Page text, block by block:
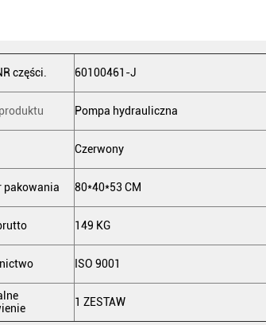
części. 60100461-J
Pompa hydrauliczna
Czerwony
pakowania 80*40*53 CM
149 KG
ISO 9001
1 ZESTAW